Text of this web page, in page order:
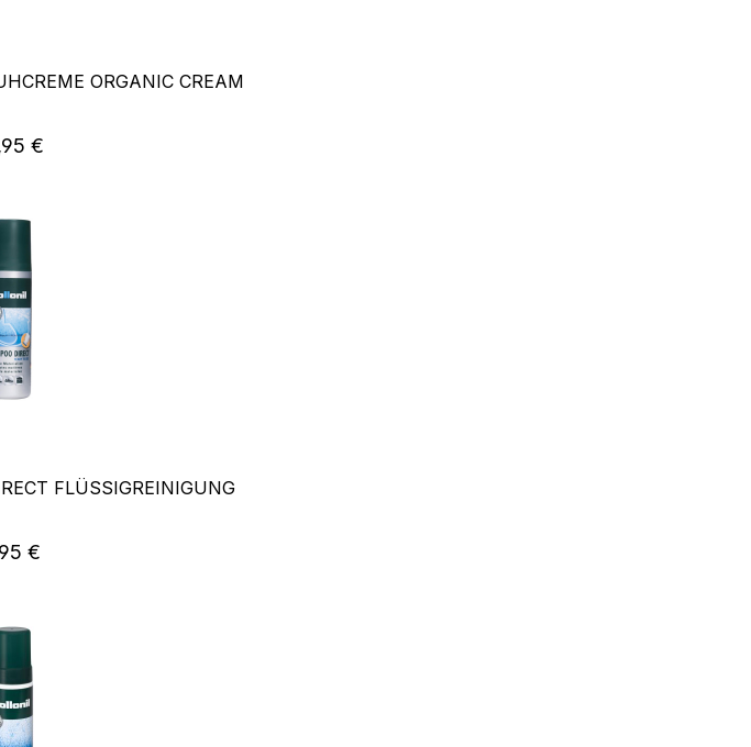
ORGANIC CREAM
Preis:
€
FLÜSSIGREINIGUNG
Preis:
€